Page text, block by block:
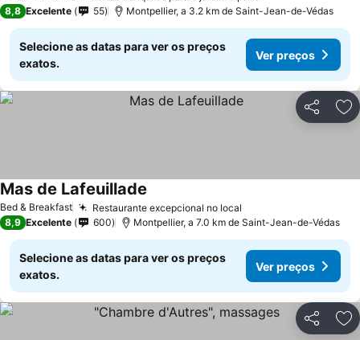
8,8 Excelente 55 Montpellier, a 3.2 km de Saint-Jean-de-Védas
Selecione as datas para ver os preços
exatos.
Ver preços
Partilhar
Bed & Breakfast Restaurante excepcional no local
Mas de Lafeuillade
8,9 Excelente 600 Montpellier, a 7.0 km de Saint-Jean-de-Védas
Selecione as datas para ver os preços
exatos.
Ver preços
Partilhar